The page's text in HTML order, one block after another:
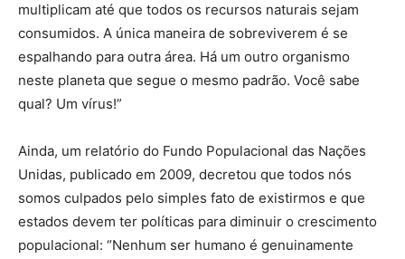
multiplicam até que todos os recursos naturais sejam
consumidos. A única maneira de sobreviverem é se
espalhando para outra área. Há um outro organismo
neste planeta que segue o mesmo padrão. Você sabe
qual? Um vírus!”
Ainda, um relatório do Fundo Populacional das Nações
Unidas, publicado em 2009, decretou que todos nós
somos culpados pelo simples fato de existirmos e que
estados devem ter políticas para diminuir o crescimento
populacional: “Nenhum ser humano é genuinamente